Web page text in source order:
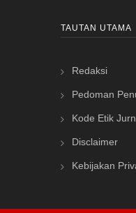
TAUTAN UTAMA
Redaksi
Pedoman
Kode Etik
Disclaimer
Kebijakan